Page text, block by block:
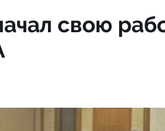
свою